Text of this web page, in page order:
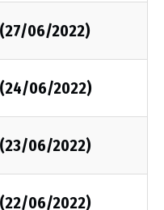
06/2022)
(24/06/2022)
(23/06/2022)
(22/06/2022)